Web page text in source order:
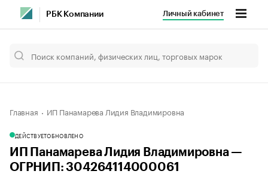
РБК Компании Личный кабинет
Главная ИП Панамарева Лидия Владимировна
ДЕЙСТВУЕТОБНОВЛЕНО
ИП Панамарева Лидия Владимировна —
ОГРНИП: 304264114000061